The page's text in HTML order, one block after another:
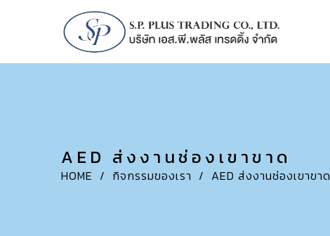
AED ส่งงานช่องเขาขาด
HOME / กิจกรรมของเรา / AED ส่งงานช่องเขาขาด